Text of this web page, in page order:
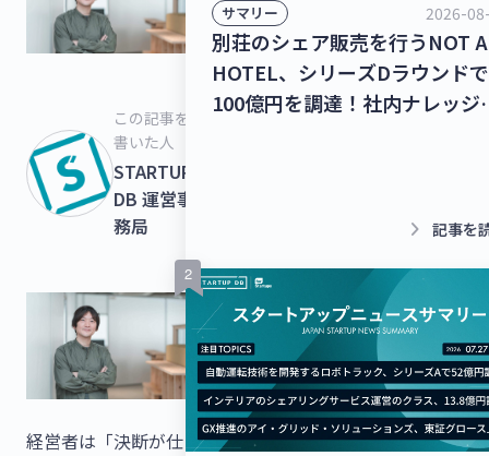
この記事を
書いた人
STARTUPS
DB 運営事
務局
経営者は「決断が仕
サマリー 2026-
別荘のシェア販売を行うNOT A
HOTEL、シリーズDラウンドで
100億円を調達！社内ナレッジ
keyboard_arrow_right 記事を